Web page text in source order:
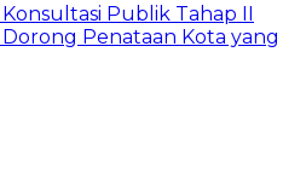
Publik Tahap II
Dorong Penataan Kota yang